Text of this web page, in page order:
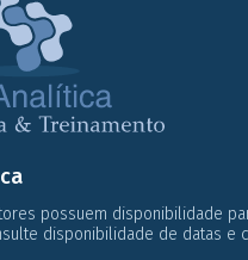
possuem disponibilidade
disponibilidade de datas e